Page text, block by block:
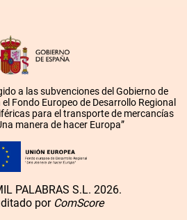
a las subvenciones del Gobierno de
Fondo Europeo de Desarrollo Regional
para el transporte de mercancías
manera de hacer Europa”
PALABRAS S.L. 2026.
por ComScore